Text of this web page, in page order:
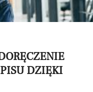
DZIĘKI